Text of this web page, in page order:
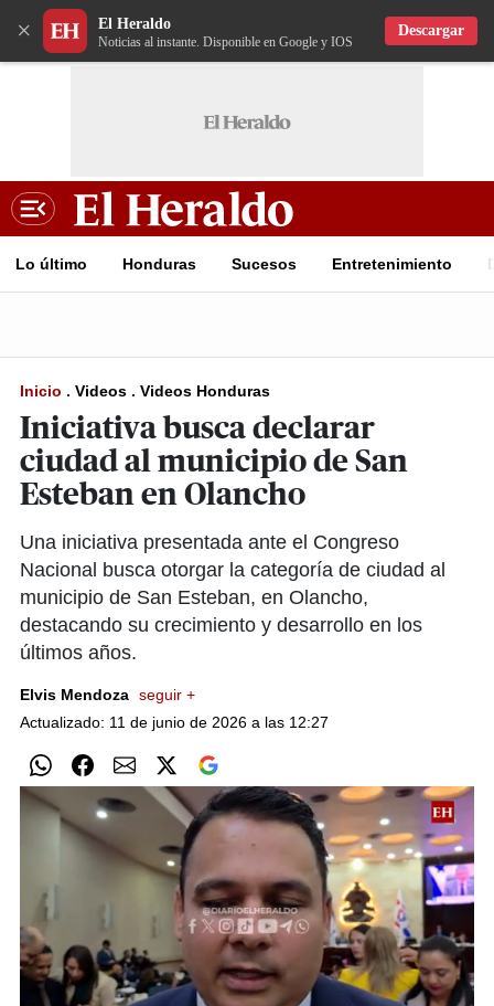
× El Heraldo
Noticias al instante. Disponible en Google y IOS
Descargar
Lo último Honduras Sucesos Entretenimiento
Inicio . Videos . Videos Honduras
Iniciativa busca declarar
ciudad al municipio de San
Esteban en Olancho
Una iniciativa presentada ante el Congreso
Nacional busca otorgar la categoría de ciudad al
municipio de San Esteban, en Olancho,
destacando su crecimiento y desarrollo en los
últimos años.
Elvis Mendoza seguir +
Actualizado: 11 de junio de 2026 a las 12:27